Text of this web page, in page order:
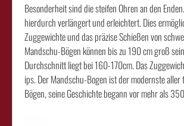
Besonderheit sind die steifen Ohren an den
hierdurch verlängert und erleichtert. Dies
Zuggewichte und das präzise Schießen von
Mandschu-Bögen können bis zu 190 cm groß
Durchschnitt liegt bei 160-170cm. Das
ips. Der Mandschu-Bogen ist der modernste
Bögen, seine Geschichte begann vor mehr als